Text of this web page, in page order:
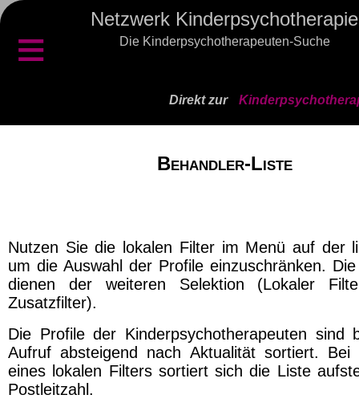
Netzwerk Kinderpsychotherapie
Die Kinderpsychotherapeuten-Suche
≡
Direkt zur
Behandler-Liste
Nutzen Sie die lokalen Filter im Menü auf der
um die Auswahl der Profile einzuschränken.
dienen der weiteren Selektion (Lokaler
Zusatzfilter).
Die Profile der Kinderpsychotherapeuten sind
Aufruf absteigend nach Aktualität sortiert. Bei
eines lokalen Filters sortiert sich die Liste
Postleitzahl.